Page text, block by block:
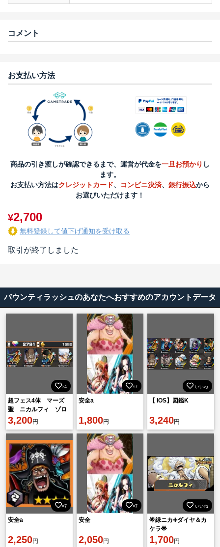
コメント
お支払い方法
商品の引き渡しが確認できるまで、運営が代金を一旦お預かり し
ます。
お支払い方法はクレジットカード、 コンビニ決済、 銀行振込から
お選びいただけます！
¥2,700
無料登録して値下げ通知を受け取る
取引が終了しました
バウンティラッシュのあなたへおすすめのアカウントデータ
×4
超フェス4体 マーズ
聖 ニカルフィ ゾロ
サンジ ナス寿郎聖
ダイヤ2791
3,200円
×7
安全a
1,800円
いいね
【 IOS】図鑑K
3,240円
×7
安全a
2,250円
×7
安全
2,050円
いいね
🌟緑ニカ➕ダイヤ＆カ
ケラ🌟
1,700円